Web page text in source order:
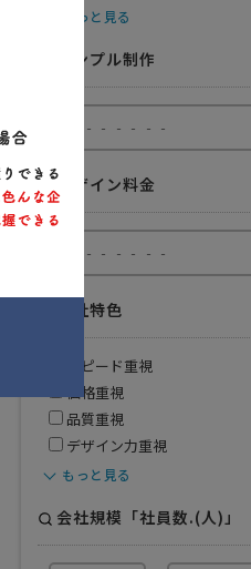
もっと見る
サンプル制作
デザイン料金
会社特色
スピード重視
価格重視
品質重視
デザイン力重視
もっと見る
会社規模「社員数.(人)」